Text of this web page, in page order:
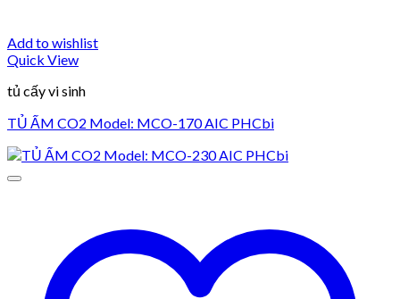
Add to wishlist
Quick View
tủ cấy vi sinh
TỦ ẤM CO2 Model: MCO-170 AIC PHCbi